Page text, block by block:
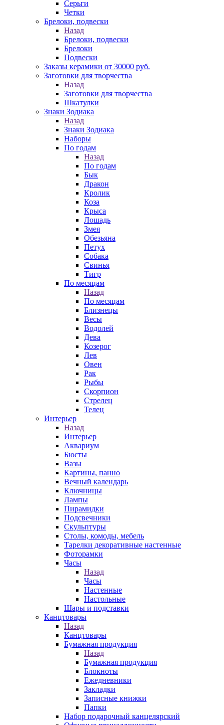
Серьги
Четки
Брелоки, подвески
Назад
Брелоки, подвески
Брелоки
Подвески
Заказы керамики от 30000 руб.
Заготовки для творчества
Назад
Заготовки для творчества
Шкатулки
Знаки Зодиака
Назад
Знаки Зодиака
Наборы
По годам
Назад
По годам
Бык
Дракон
Кролик
Коза
Крыса
Лошадь
Змея
Обезьяна
Петух
Собака
Свинья
Тигр
По месяцам
Назад
По месяцам
Близнецы
Весы
Водолей
Дева
Козерог
Лев
Овен
Рак
Рыбы
Скорпион
Стрелец
Телец
Интерьер
Назад
Интерьер
Аквариум
Бюсты
Вазы
Картины, панно
Вечный календарь
Ключницы
Лампы
Пирамидки
Подсвечники
Скульптуры
Столы, комоды, мебель
Тарелки декоративные настенные
Фоторамки
Часы
Назад
Часы
Настенные
Настольные
Шары и подставки
Канцтовары
Назад
Канцтовары
Бумажная продукция
Назад
Бумажная продукция
Блокноты
Ежедневники
Закладки
Записные книжки
Папки
Набор подарочный канцелярский